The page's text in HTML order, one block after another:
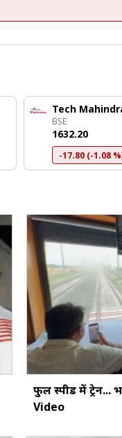
Tech
BSE
₹1632.20
-17.80 (-1.08
फुल स्पीड में ट्रेन...
Video